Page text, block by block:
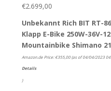
€2.699,00
Unbekannt Rich BIT RT-
Klapp E-Bike 250W-36V-
Mountainbike Shimano
Amazon.de Price:€355,00(as of 04/04/2023
Details
)